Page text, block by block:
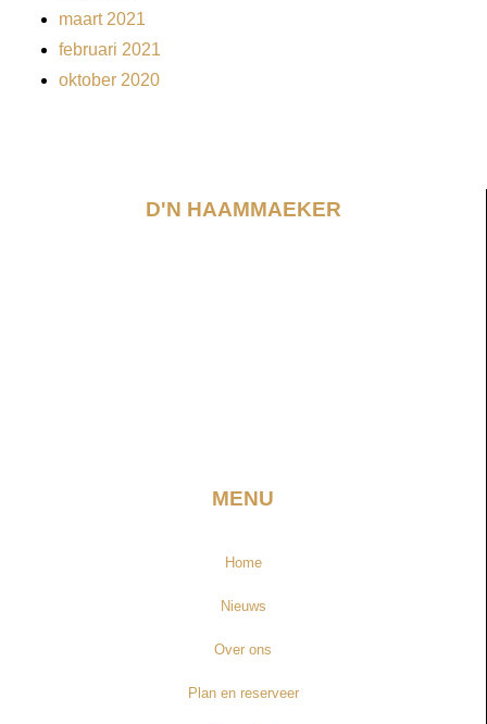
maart 2021
februari 2021
oktober 2020
D'N HAAMMAEKER
MENU
Home
Nieuws
Over ons
Plan en reserveer